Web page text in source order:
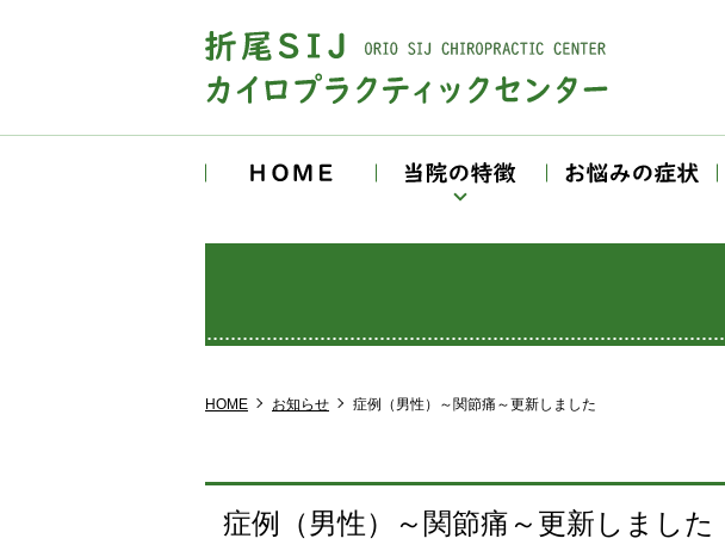
HOME 当院の特徴
HOME お知らせ 症例（男性）～関節痛～更新しました
症例（男性）～関節痛～更新しました